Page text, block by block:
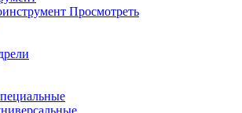
Просмотреть